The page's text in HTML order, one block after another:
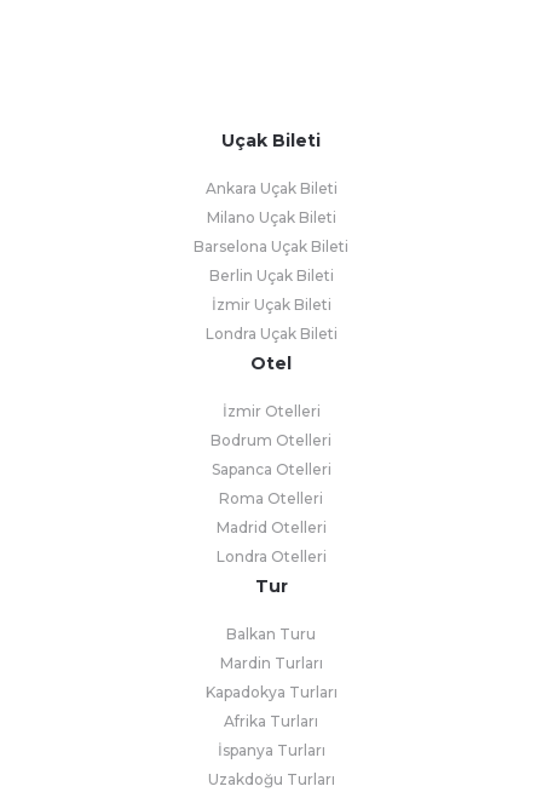
Uçak Bileti
Ankara Uçak Bileti
Milano Uçak Bileti
Barselona Uçak Bileti
Berlin Uçak Bileti
İzmir Uçak Bileti
Londra Uçak Bileti
Otel
İzmir Otelleri
Bodrum Otelleri
Sapanca Otelleri
Roma Otelleri
Madrid Otelleri
Londra Otelleri
Tur
Balkan Turu
Mardin Turları
Kapadokya Turları
Afrika Turları
İspanya Turları
Uzakdoğu Turları